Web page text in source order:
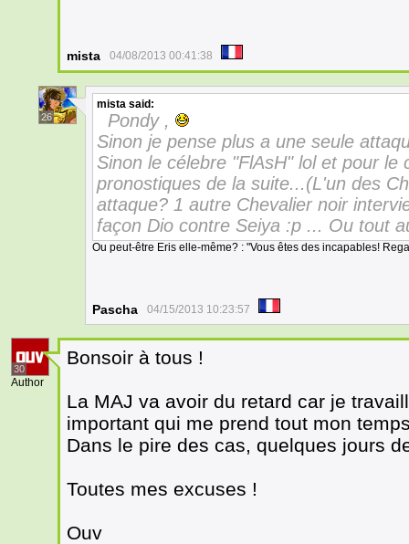
mista 04/08/2013 00:41:38
26
mista said:
Pondy ,
Sinon je pense plus a une seule
Sinon le célebre "FlAsH" lol et pour le
pronostiques de la suite...(L'un des
attaque? 1 autre Chevalier noir
façon Dio contre Seiya :p ... Ou tout
Ou peut-être Eris elle-même? : "Vous êtes des incapables!
Pascha 04/15/2013 10:23:57
30
Author
Bonsoir à tous !
La MAJ va avoir du retard car je
important qui me prend tout mon
Dans le pire des cas, quelques jours
Toutes mes excuses !
Ouv